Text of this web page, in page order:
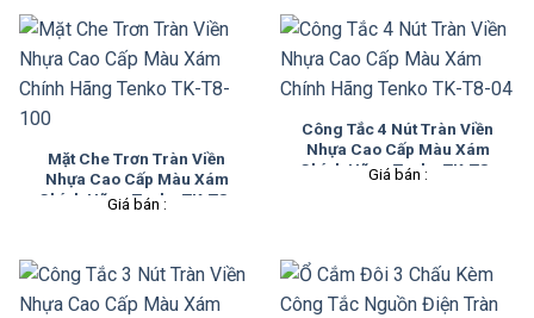
Mặt Che Trơn Tràn Viền
Nhựa Cao Cấp Màu Xám
Chính Hãng Tenko TK-T8-
Giá bán :
Công Tắc 4 Nút Tràn Viền
Nhựa Cao Cấp Màu Xám
Chính Hãng Tenko TK-T8-
Giá bán :